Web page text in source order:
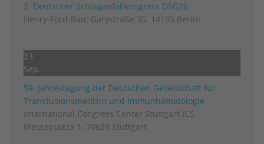
2. Deutscher Schlag­anfall­kongress DSG26
Henry-Ford-Bau, Garystraße 35, 14195 Berlin
23
Sep.
59. Jahrestagung der Deutschen Gesellschaft für
Transfusionsmedizin und Immunhämatologie
International Congress Center Stuttgart ICS,
Messepiazza 1, 70629 Stuttgart